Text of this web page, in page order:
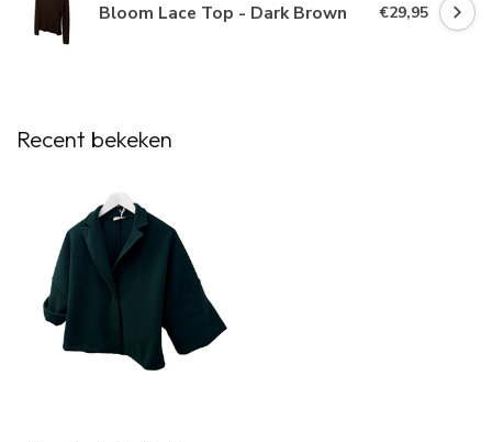
Bloom Lace Top - Dark Brown €29,95
Recent bekeken